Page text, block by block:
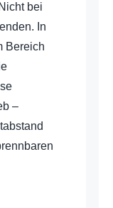
bei
In
Bereich
–